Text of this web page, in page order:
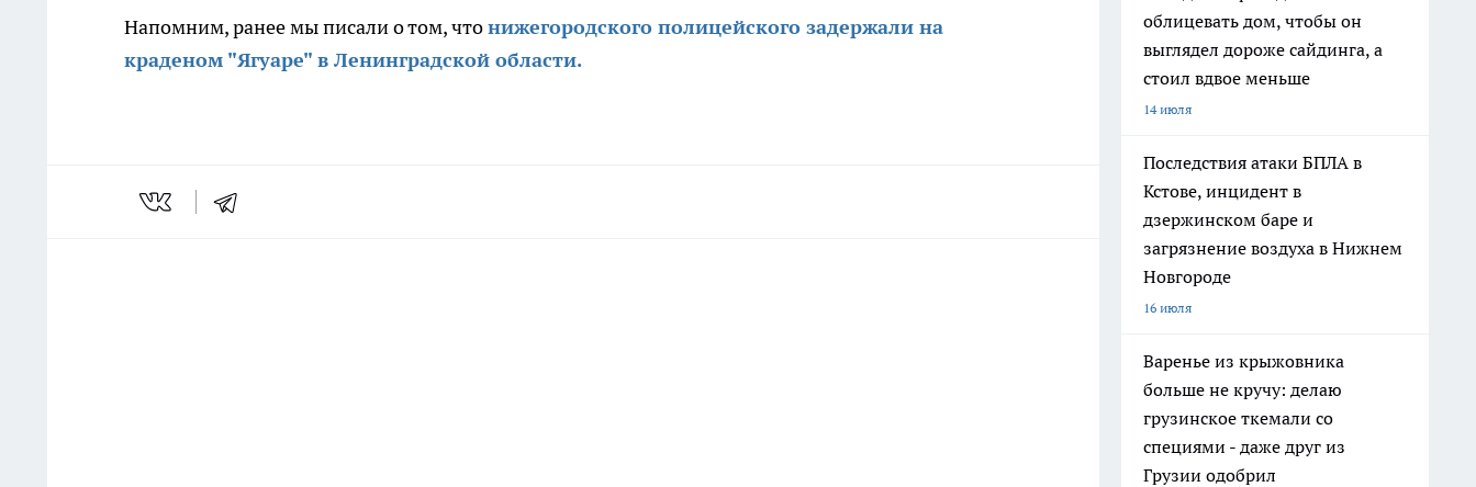
Напомним, ранее мы писали о том, чтонижегородского полицейского задержали на
краденом "Ягуаре" в Ленинградской области.
облицевать дом, чтобы он
выглядел дороже сайдинга, а
стоил вдвое меньше
14 июля
Последствия атаки БПЛА в
Кстове, инцидент в
дзержинском баре и
загрязнение воздуха в Нижнем
Новгороде
16 июля
Варенье из крыжовника
больше не кручу: делаю
грузинское ткемали со
специями - даже друг из
Грузии одобрил